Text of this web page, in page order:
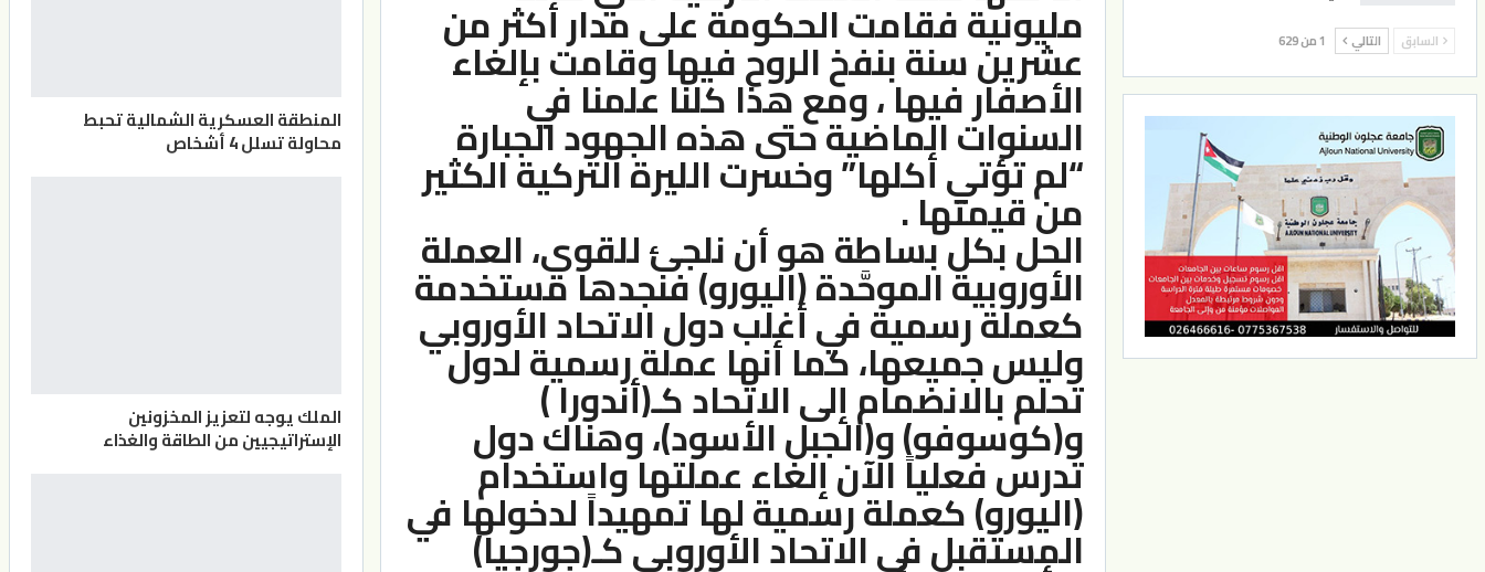
مليونية فقامت الحكومة على مدار أكثر من
عشرين سنة بنفخ الروح فيها وقامت بإلغاء
الأصفار فيها ، ومع هذا كلنا علمنا في
السنوات الماضية حتى هذه الجهود الجبارة
“لم تؤتي أكلها” وخسرت الليرة التركية الكثير
من قيمتها .
الحل بكل بساطة هو أن نلجئ للقوي، العملة
الأوروبية الموحَّدة (اليورو) فنجدها مستخدمة
كعملة رسمية في أغلب دول الاتحاد الأوروبي
وليس جميعها، كما أنها عملة رسمية لدول
تحلم بالانضمام إلى الاتحاد كـ(أندورا )
و(كوسوفو) و(الجبل الأسود)، وهناك دول
تدرس فعلياً الآن إلغاء عملتها واستخدام
(اليورو) كعملة رسمية لها تمهيداً لدخولها في
المستقبل في الاتحاد الأوروبي كـ(جورجيا)
السابق التالي 1 من 629
المنطقة العسكرية الشمالية تحبط
محاولة تسلل 4 أشخاص
الملك يوجه لتعزيز المخزونين
الإستراتيجيين من الطاقة والغذاء